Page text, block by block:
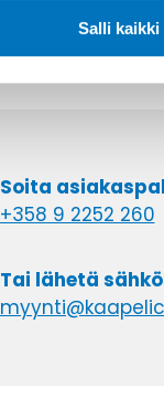
Salli kaikki
Soita
+358 9 2252 260
Tai lähetä